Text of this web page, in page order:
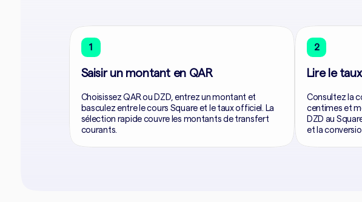
1
Saisir un montant en QAR
Choisissez QAR ou DZD, entrez un montant et
basculez entre le cours Square et le taux officiel. La
sélection rapide couvre les montants de transfert
courants.
2
Lire le
Consultez la
centimes et
DZD au
et la